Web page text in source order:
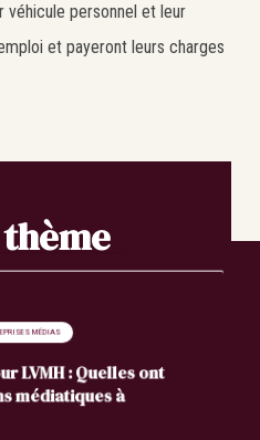
véhicule personnel et leur
et payeront leurs charges
MÉDIAS
LVMH : Quelles ont
médiatiques à